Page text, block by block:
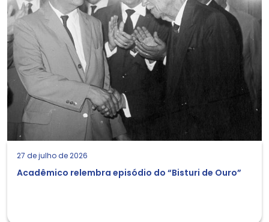
27 de julho de 2026
Acadêmico relembra episódio do “Bisturi de Ouro”